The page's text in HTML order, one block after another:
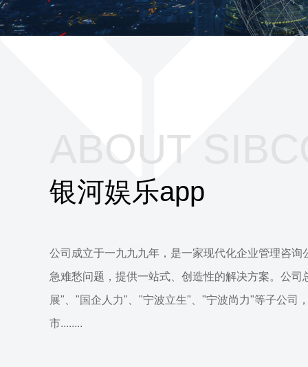
ABOUT
银河娱乐app
公司成立于一九九九年，是一家现代化企业管理咨询
急难愁问题，提供一站式、创造性的解决方案。公
展"、"国企人力"、"宁波立生"、"宁波尚力"等子公司
市........